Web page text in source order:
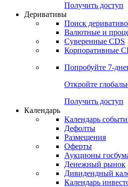
Получить доступ
Деривативы
Поиск
Валютные и
Суверенные CDS
Корпоративные
Попробуйте 7-
Откройте
Получить доступ
Календарь
Календарь
Дефолты
Размещения
Оферты
Аукционы
Денежный рынок
Дивидендный
Календарь